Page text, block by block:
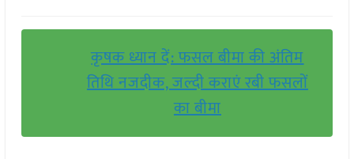
कृषक ध्यान दें: फसल बीमा की अंतिम
तिथि नजदीक, जल्दी कराएं रबी फसलों
का बीमा